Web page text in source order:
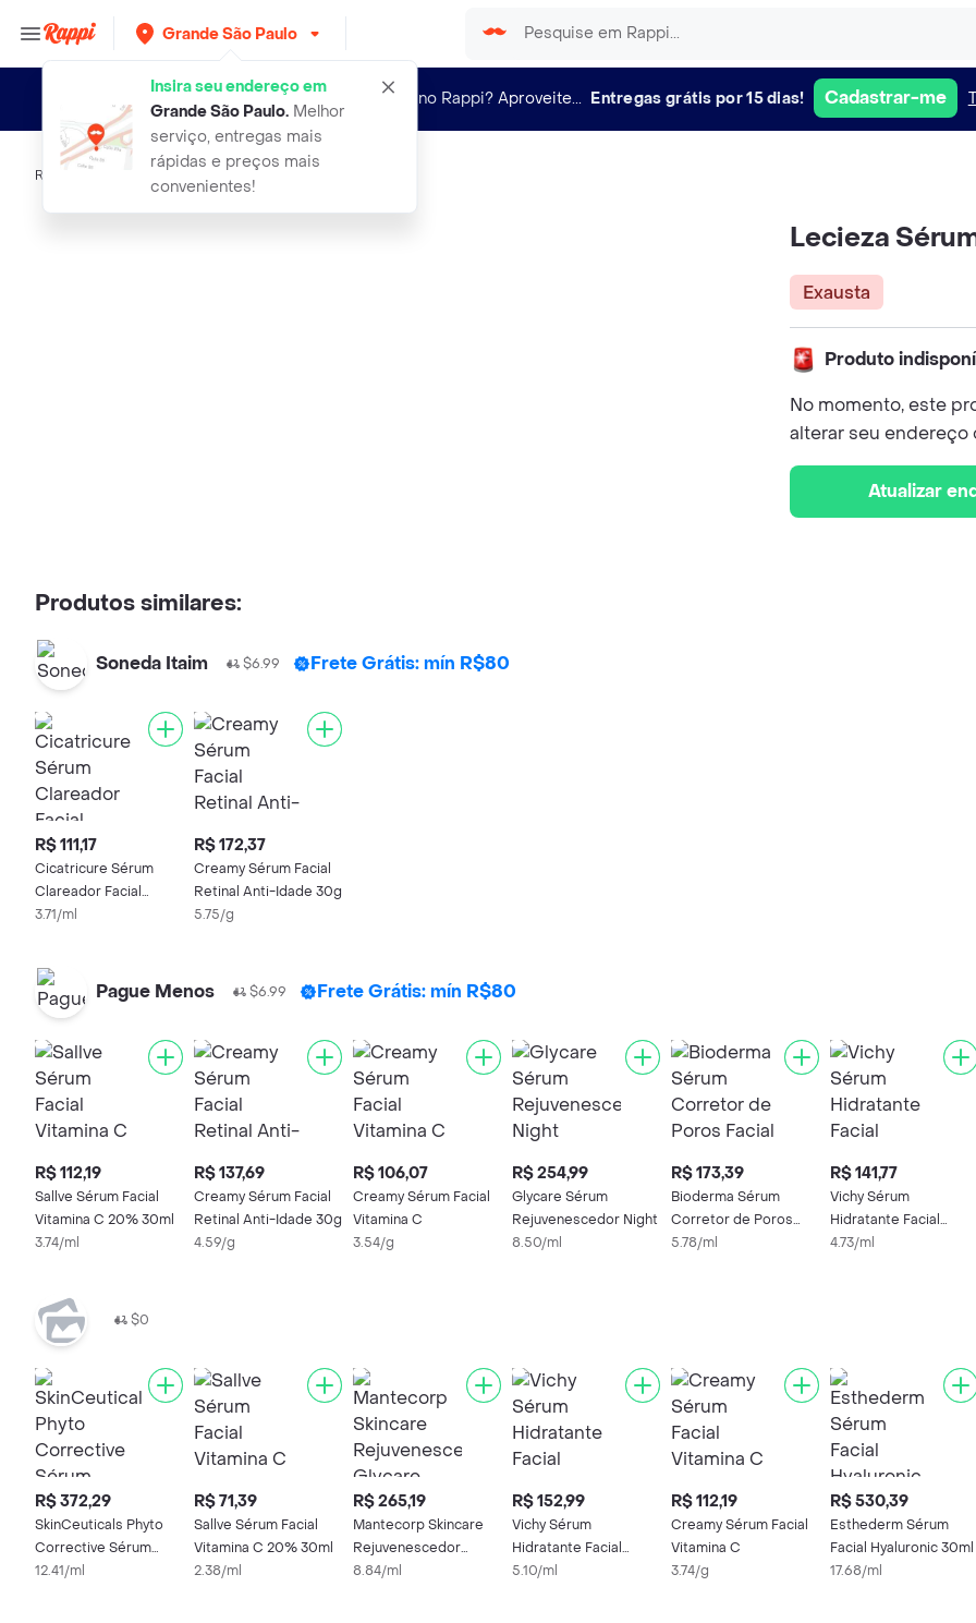
Grande São Paulo
Insira seu endereço em
Grande São Paulo.Melhor
serviço, entregas mais
rápidas e preços mais
convenientes!
Novo no Rappi? Aproveite... Entregas grátis por 15 dias! Cadastrar-me
Rappi lecieza serum antissinais
Lecieza
Exausta
Produto
No momento, este
alterar seu
Atualizar
Produtos similares:
Soneda Itaim $6.99 Frete Grátis: mín R$80
R$ 111,17
Cicatricure Sérum
Clareador Facial
Vitamina C 30 mL
3.71/ml
R$ 172,37
Creamy Sérum Facial
Retinal Anti-Idade 30g
5.75/g
Pague Menos $6.99 Frete Grátis: mín R$80
R$ 112,19
Sallve Sérum Facial
Vitamina C 20% 30ml
3.74/ml
R$ 137,69
Creamy Sérum Facial
Retinal Anti-Idade 30g
4.59/g
R$ 106,07
Creamy Sérum Facial
Vitamina C
3.54/g
R$ 254,99
Glycare Sérum
Rejuvenescedor Night
8.50/ml
R$ 173,39
Bioderma Sérum
Corretor de Poros
Facial
5.78/ml
R$ 141,77
Vichy Sérum
Hidratante Facial
Mineral
4.73/ml
$0
R$ 372,29
SkinCeuticals Phyto
Corrective Sérum
Corretor Calmante
12.41/ml
R$ 71,39
Sallve Sérum Facial
Vitamina C 20% 30ml
2.38/ml
R$ 265,19
Mantecorp Skincare
Rejuvenescedor
Glycare Sérum
8.84/ml
R$ 152,99
Vichy Sérum
Hidratante Facial
Mineral
5.10/ml
R$ 112,19
Creamy Sérum Facial
Vitamina C
3.74/g
R$ 530,39
Esthederm Sérum
Facial Hyaluronic 30ml
17.68/ml